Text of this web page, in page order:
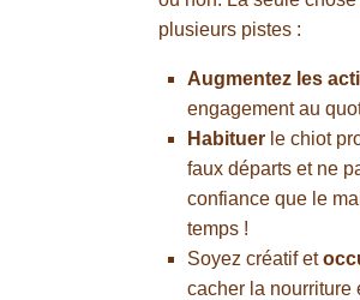
plusieurs pistes :
Augmentez les
engagement au
Habituer le chiot
faux départs et ne
confiance que le
temps !
Soyez créatif et
cacher la nourriture